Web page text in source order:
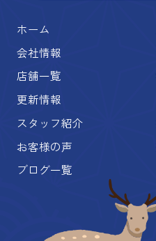
ホーム
会社情報
店舗一覧
更新情報
スタッフ紹介
お客様の声
ブログ一覧